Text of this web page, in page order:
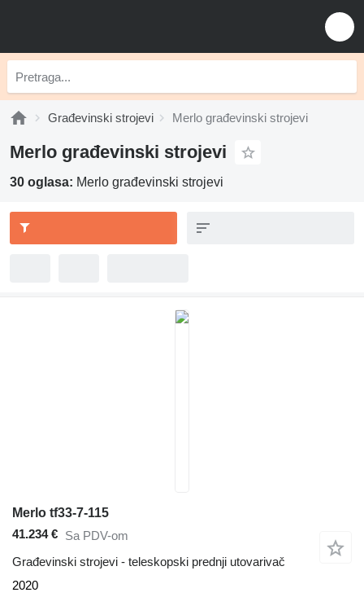
Građevinski strojevi Merlo građevinski strojevi
Merlo građevinski strojevi
30 oglasa: Merlo građevinski strojevi
Merlo tf33-7-115
41.234 € Sa PDV-om
Građevinski strojevi - teleskopski prednji utovarivač
2020